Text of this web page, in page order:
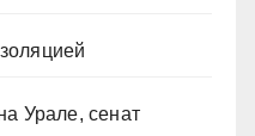
Урале, сенат